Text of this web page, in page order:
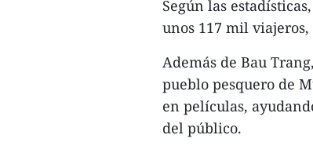
Según las
unos 117 mil
Además de Bau
pueblo pesquero de
en películas,
del público.